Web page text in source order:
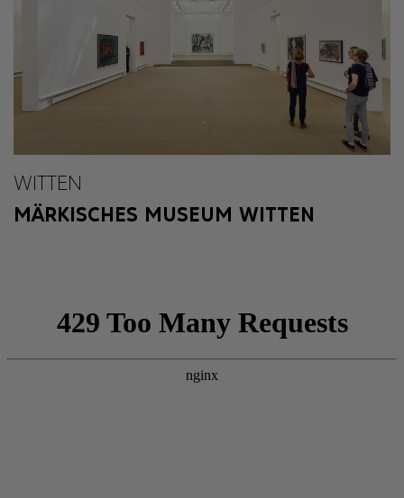
WITTEN
MÄRKISCHES MUSEUM WITTEN